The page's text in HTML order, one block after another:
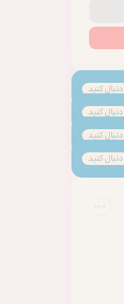
دنبال کنید
دنبال کنید
دنبال کنید
دنبال کنید